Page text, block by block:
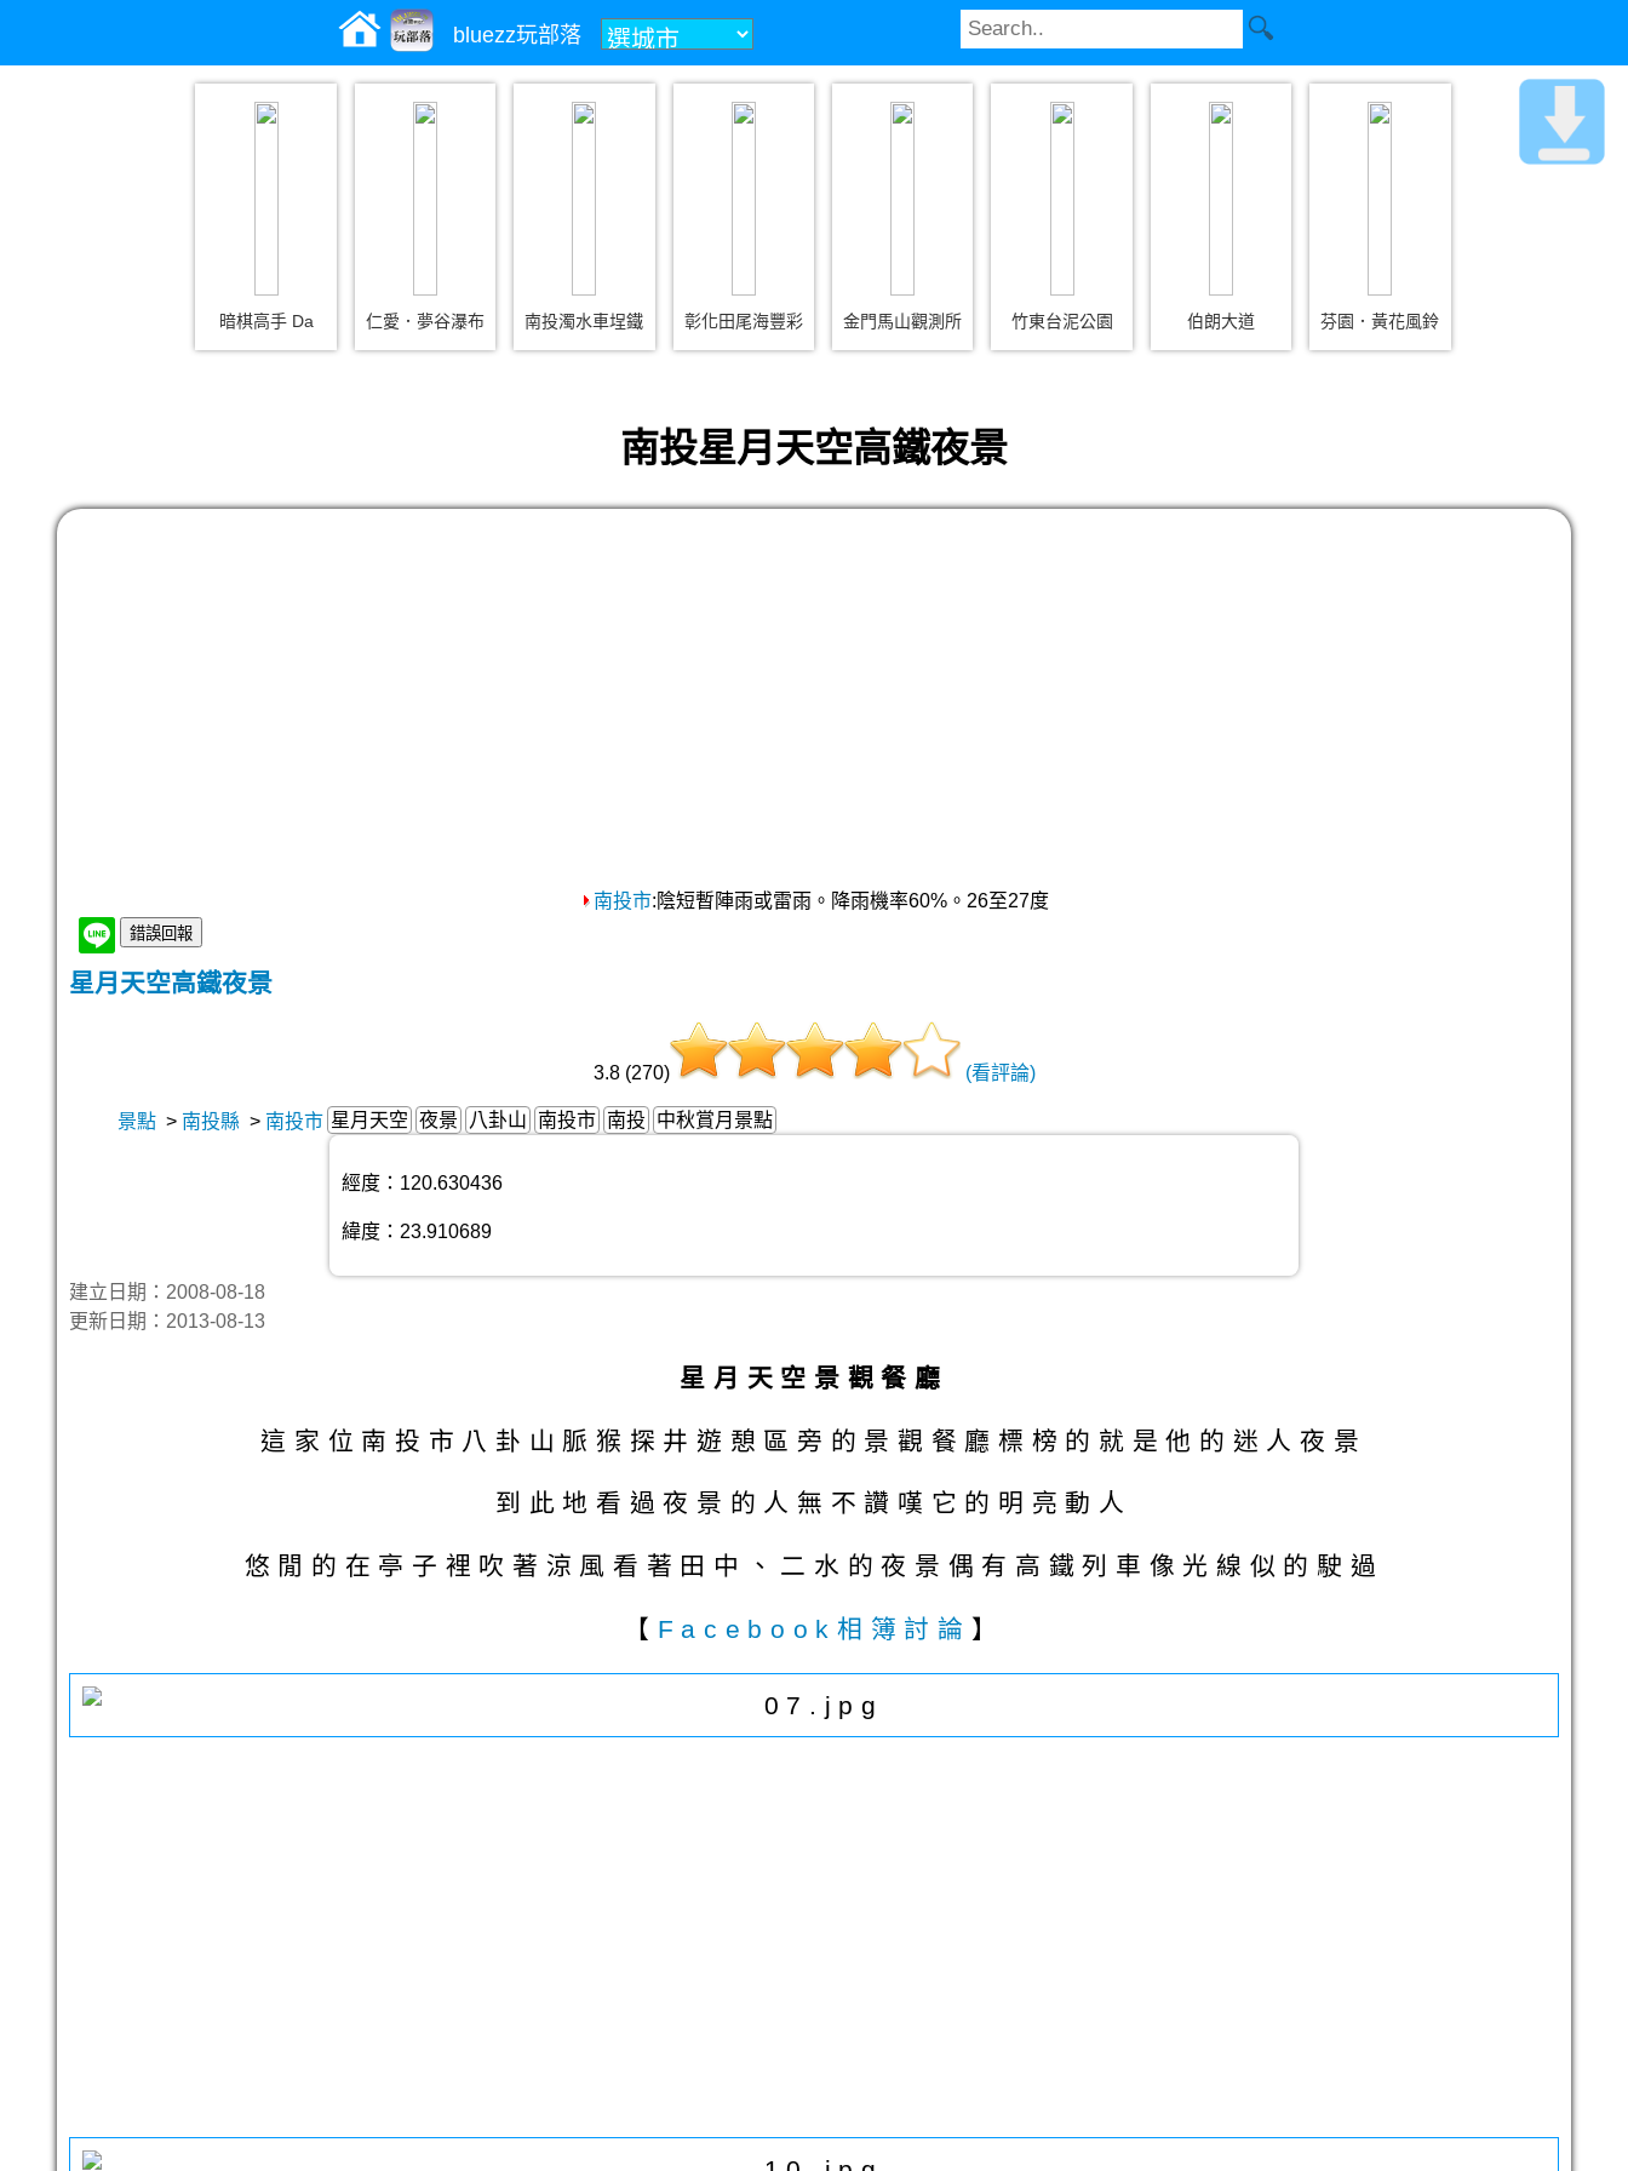
bluezz玩部落
暗棋高手 Da 仁愛．夢谷瀑布 南投濁水車埕鐵 彰化田尾海豐彩 金門馬山觀測所 竹東台泥公園 伯朗大道 芬園．黃花風鈴
南投星月天空高鐵夜景
南投市:陰短暫陣雨或雷雨。降雨機率60%。26至27度
星月天空高鐵夜景
3.8 (270) (看評論)
景點 > 南投縣 > 南投市 星月天空 夜景 八卦山 南投市 南投 中秋賞月景點
經度：120.630436
緯度：23.910689
建立日期：2008-08-18
更新日期：2013-08-13
星月天空景觀餐廳
這家位南投市八卦山脈猴探井遊憩區旁的景觀餐廳標榜的就是他的迷人夜景
到此地看過夜景的人無不讚嘆它的明亮動人
悠閒的在亭子裡吹著涼風看著田中、二水的夜景偶有高鐵列車像光線似的駛過
【 Facebook相簿討論 】